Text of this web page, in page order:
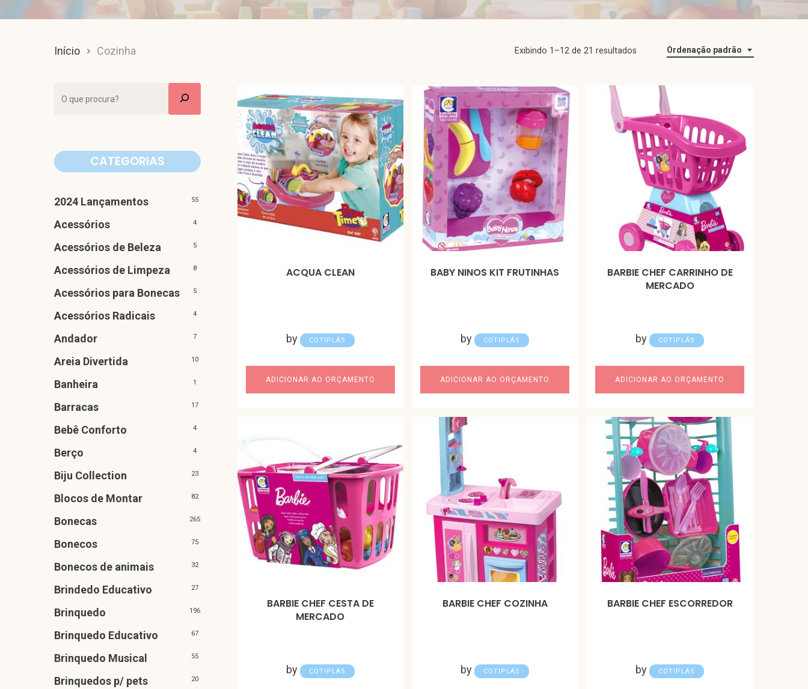
Ordenação padrão
Exibindo 1–12 de 21 resultados
Início Cozinha
CATEGORIAS
2024 Lançamentos 55
Acessórios 4
Acessórios de Beleza 5
Acessórios de Limpeza 8
Acessórios para Bonecas 5
Acessórios Radicais 4
Andador 7
Areia Divertida 10
Banheira 1
Barracas 17
Bebê Conforto 4
Berço 4
Biju Collection 23
Blocos de Montar 82
Bonecas 265
Bonecos 75
Bonecos de animais 32
Brindedo Educativo 27
Brinquedo 196
Brinquedo Educativo 67
Brinquedo Musical 55
Brinquedos p/ pets 20
ACQUA CLEAN
by COTIPLÁS
ADICIONAR AO ORÇAMENTO
BABY NINOS KIT FRUTINHAS
by COTIPLÁS
ADICIONAR AO ORÇAMENTO
BARBIE CHEF CARRINHO DE
MERCADO
by COTIPLÁS
ADICIONAR AO ORÇAMENTO
BARBIE CHEF CESTA DE
MERCADO
by COTIPLÁS
BARBIE CHEF COZINHA
by COTIPLÁS
BARBIE CHEF ESCORREDOR
by COTIPLÁS